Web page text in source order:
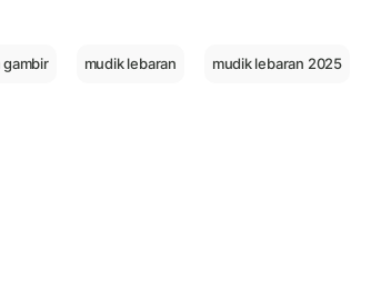
mudik lebaran mudik lebaran 2025